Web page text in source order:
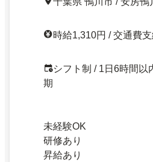
時給1,310円 / 交通費
シフト制 / 1日6時間以
期
未経験OK
研修あり
昇給あり